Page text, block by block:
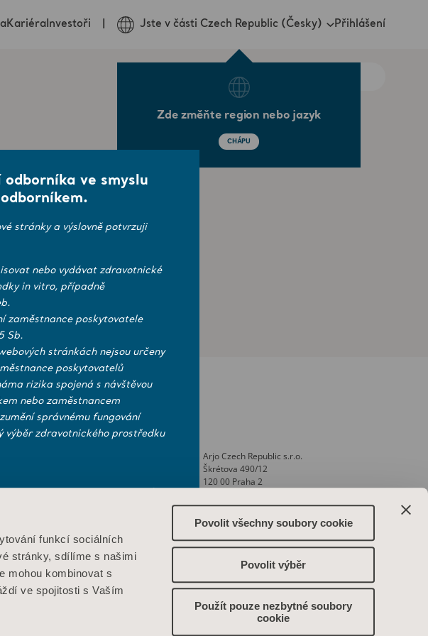
funkcí sociálních
stránky, sdílíme s našimi
mohou kombinovat s
ve spojitosti s Vaším
Povolit všechny soubory cookie
Povolit výběr
Použít pouze nezbytné soubory
cookie
KariéraInvestoři Jste v části Czech Republic (Česky)
Zde změňte region nebo jazyk
CHÁPU
Přihlášení
Arjo Czech Republic s.r.o.
Škrétova 490/12
120 00 Praha 2
IČO: 469 62 549
Spis. zn.: C 274238 vedená u Městského
Phone: +420 225 092 388
info.cz@arjo.com
Spojte se s námi
odborníka ve smyslu
stránky a výslovně potvrzuji
nebo vydávat zdravotnické
in vitro, případně
zaměstnance poskytovatele
Sb.
stránkách nejsou určeny
poskytovatelů
rizika spojená s návštěvou
nebo zaměstnancem
správnému fungování
výběr zdravotnického prostředku